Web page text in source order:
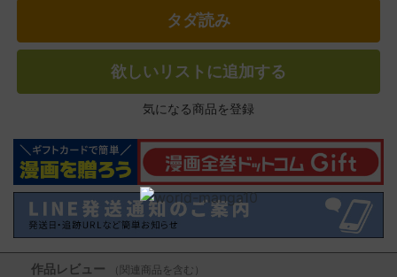
タダ読み
欲しいリストに追加する
気になる商品を登録
作品レビュー （関連商品を含む）